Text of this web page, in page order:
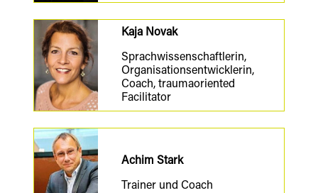
Kaja Novak
Sprachwissenschaftlerin,
Organisationsentwicklerin,
Coach, traumaoriented
Facilitator
Achim Stark
Trainer und Coach